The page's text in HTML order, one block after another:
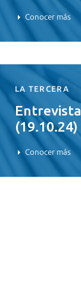
Conocer más
LA TERCERA
(19.10.24)
Conocer más